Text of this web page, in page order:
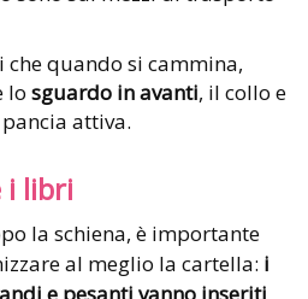
quando si cammina,
lo sguardo in avanti, il collo e
attiva.
i libri
la schiena, è importante
al meglio la cartella: i